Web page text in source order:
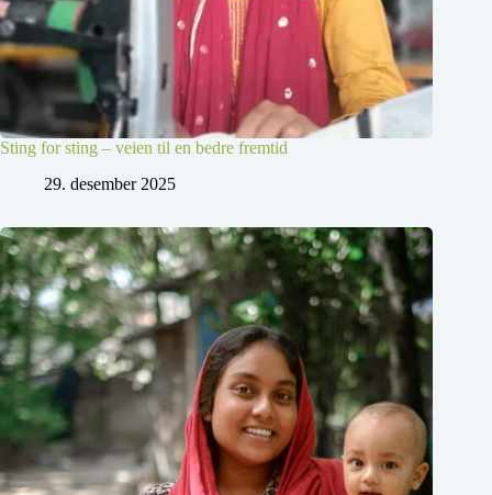
Sting for sting – veien til en bedre fremtid
29. desember 2025